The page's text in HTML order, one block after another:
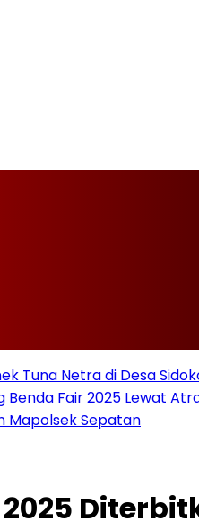
Tuna Netra di Desa
Fair 2025 Lewat
Mapolsek Sepatan